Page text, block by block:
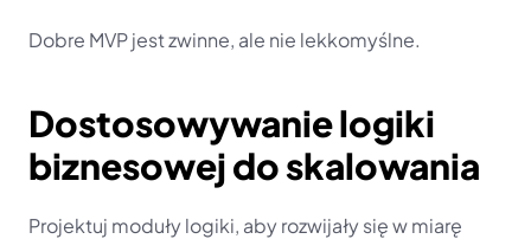
Dobre MVP jest zwinne, ale nie lekkomyślne.
Dostosowywanie logiki
biznesowej do skalowania
Projektuj moduły logiki, aby rozwijały się w miarę